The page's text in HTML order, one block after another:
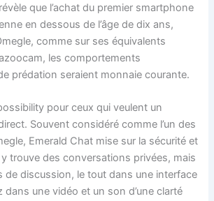
que l’achat du premier smartphone
en dessous de l’âge de dix ans,
comme sur ses équivalents
les comportements
prédation seraient monnaie courante.
pour ceux qui veulent un
Souvent considéré comme l’un des
Emerald Chat mise sur la sécurité et
trouve des conversations privées, mais
de discussion, le tout dans une interface
dans une vidéo et un son d’une clarté